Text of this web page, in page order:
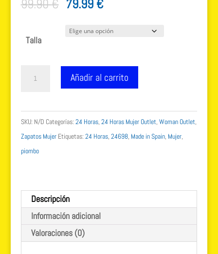
99.90€ El
original
99.90 €.
79.99 €El
actual
79.99 €.
Talla
Añadir al carrito
SKU: N/D Categorías: 24 Horas, 24 Horas Mujer Outlet, Woman Outlet,
Zapatos Mujer Etiquetas: 24 Horas, 24698, Made in Spain, Mujer,
piombo
Descripción
Información adicional
Valoraciones (0)